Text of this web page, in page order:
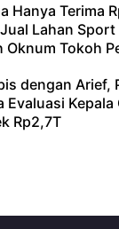
Hanya Terima
Lahan
Oknum Tokoh
dengan Arief,
Evaluasi Kepala
Rp2,7T